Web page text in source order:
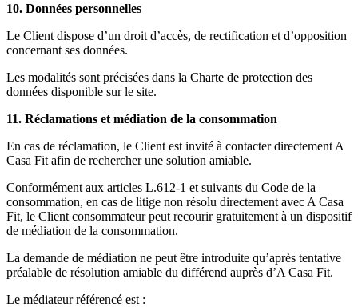
10. Données personnelles
Le Client dispose d’un droit d’accès, de rectification et d’opposition
concernant ses données.
Les modalités sont précisées dans la Charte de protection des
données disponible sur le site.
11. Réclamations et médiation de la consommation
En cas de réclamation, le Client est invité à contacter directement A
Casa Fit afin de rechercher une solution amiable.
Conformément aux articles L.612-1 et suivants du Code de la
consommation, en cas de litige non résolu directement avec A Casa
Fit, le Client consommateur peut recourir gratuitement à un dispositif
de médiation de la consommation.
La demande de médiation ne peut être introduite qu’après tentative
préalable de résolution amiable du différend auprès d’A Casa Fit.
Le médiateur référencé est :